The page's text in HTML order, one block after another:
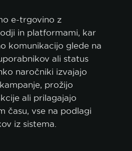
e-trgovino z
in platformami, kar
komunikacijo glede na
ali status
naročniki izvajajo
prožijo
ali prilagajajo
času, vse na podlagi
iz sistema.